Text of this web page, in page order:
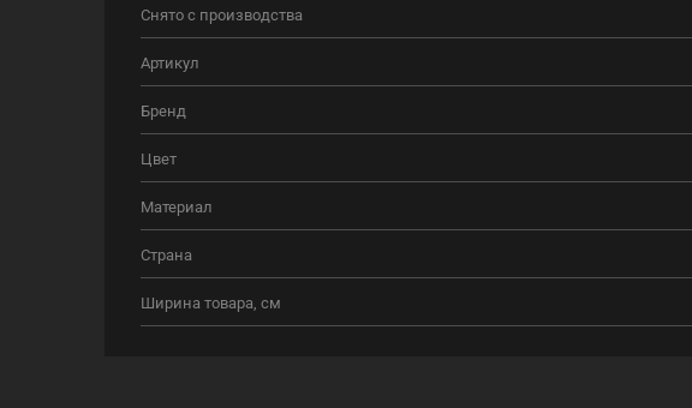
Снято с производства
Артикул
Бренд
Цвет
Материал
Страна
Ширина товара, см